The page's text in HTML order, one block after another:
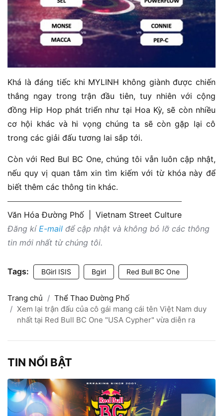
Khá là đáng tiếc khi MYLINH không giành được chiến
thắng ngay trong trận đầu tiên, tuy nhiên với cộng
đồng Hip Hop phát triển như tại Hoa Kỳ, sẽ còn nhiều
cơ hội khác và hi vọng chúng ta sẽ còn gặp lại cô
trong các giải đấu tương lai sắp tới.
Còn với Red Bul BC One, chúng tôi vẫn luôn cập nhật,
nếu quy vị quan tâm xin tìm kiếm với từ khóa này để
biết thêm các thông tin khác.
Văn Hóa Đường Phố
Vietnam Street Culture
Đăng kí E-mail để cập nhật và không bỏ lỡ các thông
tin mới nhất từ chúng tôi.
Tags: BGirl ISIS Bgirl Red Bull BC One
Trang chủ
Thể Thao Đường Phố
Xem lại trận đấu của cô gái mang cái tên Việt Nam duy
nhất tại Red Bull BC One "USA Cypher" vừa diễn ra
TIN NỔI BẬT